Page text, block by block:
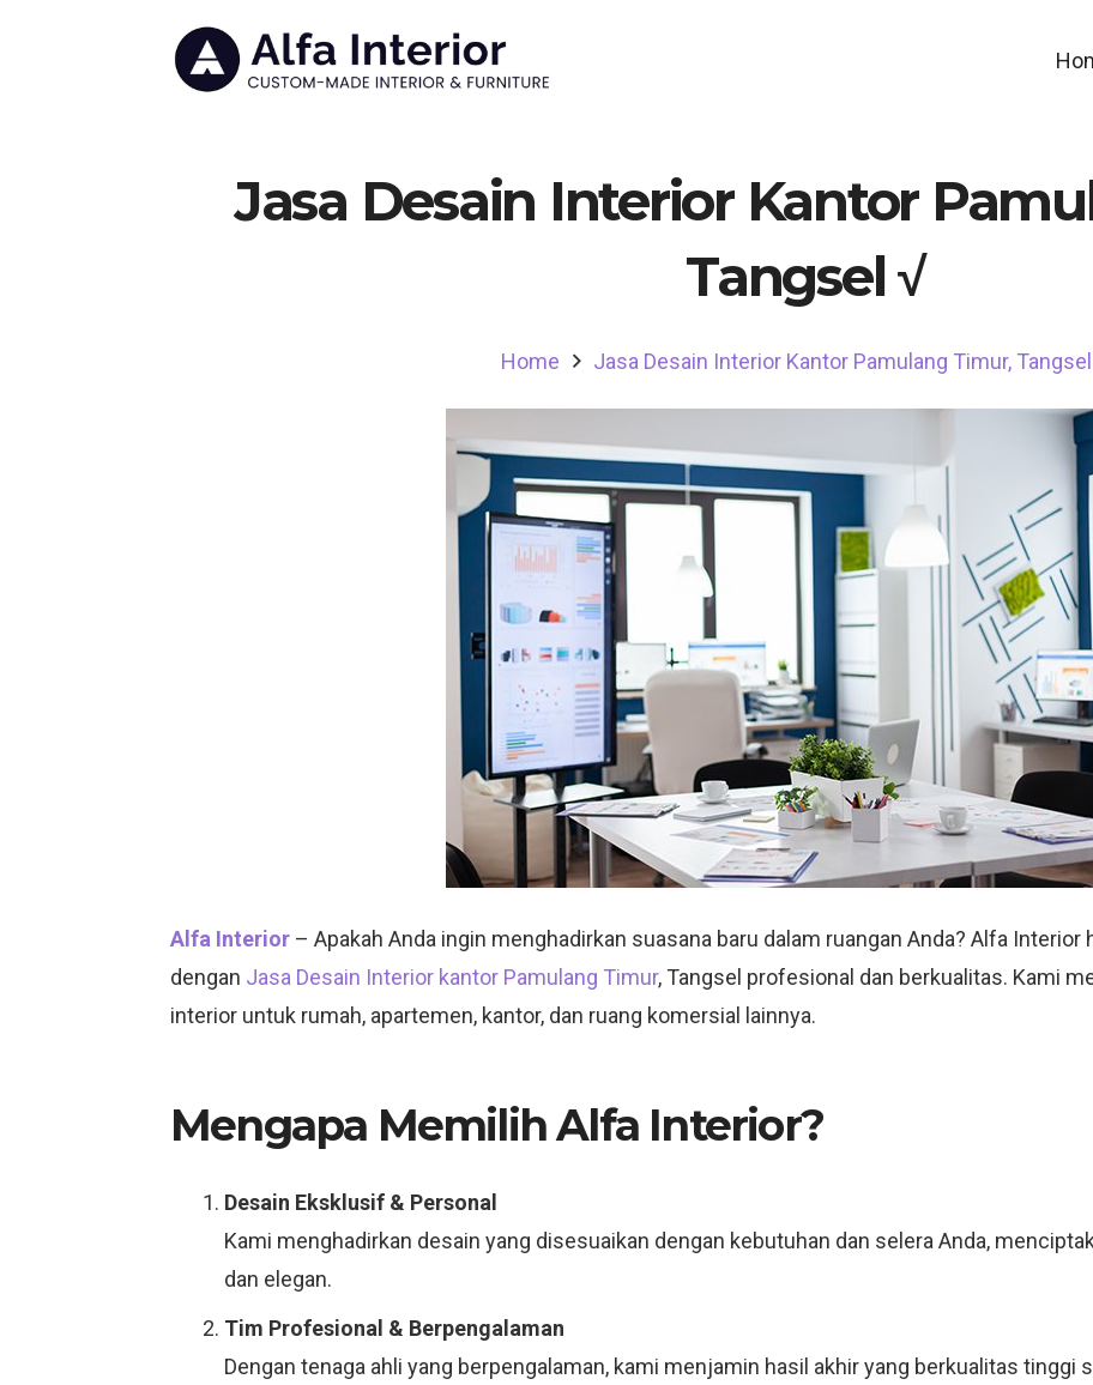
Jasa Desain Interior Kantor
Tangsel √
Home Jasa Desain Interior Kantor Pamulang Timur,
Alfa Interior – Apakah Anda ingin menghadirkan suasana baru dalam ruangan Anda? Alfa
dengan Jasa Desain Interior kantor Pamulang Timur, Tangsel profesional dan berkualitas. Kami
interior untuk rumah, apartemen, kantor, dan ruang komersial lainnya.
Mengapa Memilih Alfa Interior?
Desain Eksklusif & Personal
Kami menghadirkan desain yang disesuaikan dengan kebutuhan dan selera Anda,
dan elegan.
Tim Profesional & Berpengalaman
Dengan tenaga ahli yang berpengalaman, kami menjamin hasil akhir yang berkualitas tinggi